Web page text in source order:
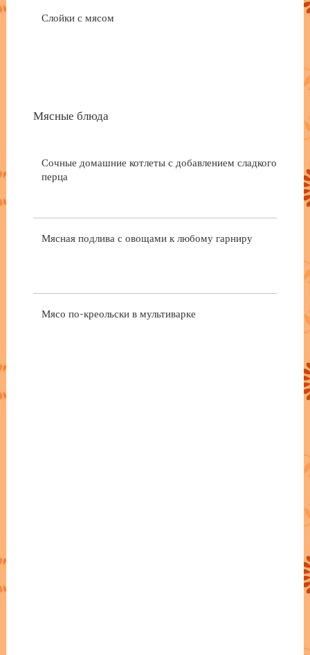
Слойки с мясом
Мясные блюда
Сочные домашние котлеты с добавлением сладкого
перца
Мясная подлива с овощами к любому гарниру
Мясо по-креольски в мультиварке